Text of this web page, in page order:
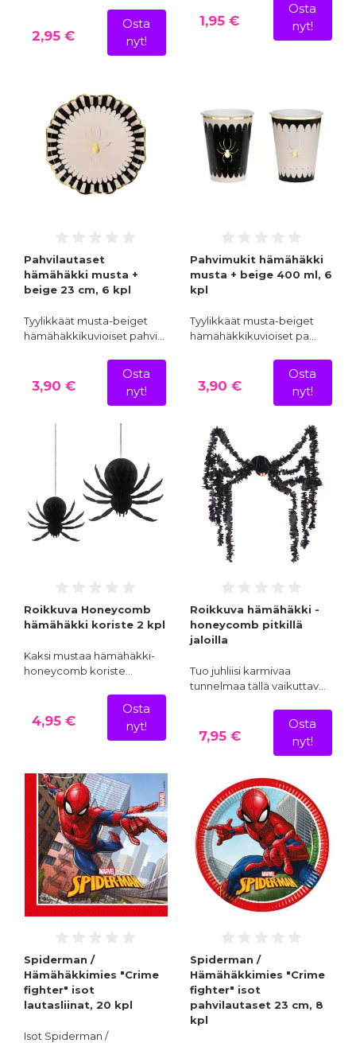
2,95 €
Osta
nyt!
1,95 €
Osta
nyt!
Pahvilautaset
hämähäkki musta +
beige 23 cm, 6 kpl
Tyylikkäät musta-beiget
hämähäkkikuvioiset pahvi…
3,90 €
Osta
nyt!
Pahvimukit hämähäkki
musta + beige 400 ml, 6
kpl
Tyylikkäät musta-beiget
hämähäkkikuvioiset pa…
3,90 €
Osta
nyt!
Roikkuva Honeycomb
hämähäkki koriste 2 kpl
Kaksi mustaa hämähäkki-
honeycomb koriste…
4,95 €
Osta
nyt!
Roikkuva hämähäkki -
honeycomb pitkillä
jaloilla
Tuo juhliisi karmivaa
tunnelmaa tällä vaikuttav…
7,95 €
Osta
nyt!
Spiderman /
Hämähäkkimies "Crime
fighter" isot
lautasliinat, 20 kpl
Isot Spiderman /
Spiderman /
Hämähäkkimies "Crime
fighter" isot
pahvilautaset 23 cm, 8
kpl